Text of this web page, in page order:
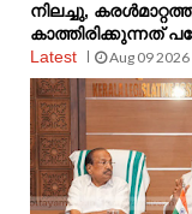
നിലച്ചു,
കാത്തിരിക്കുന്നത്
Latest
Aug 09 2026